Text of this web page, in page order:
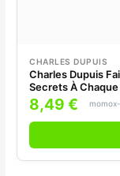
CHARLES DUPUIS
Charles Dupuis
Secrets À Chaque
Tout Ce Que Vous
Faisant Des
8,49 €